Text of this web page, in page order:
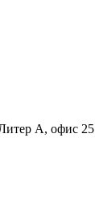
А, офис 25